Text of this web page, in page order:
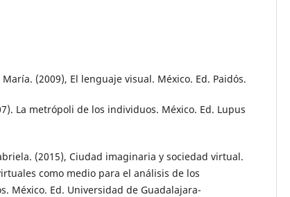
María. (2009), El lenguaje visual. México. Ed. Paidós.
La metrópoli de los individuos. México. Ed. Lupus
(2015), Ciudad imaginaria y sociedad virtual.
como medio para el análisis de los
México. Ed. Universidad de Guadalajara-